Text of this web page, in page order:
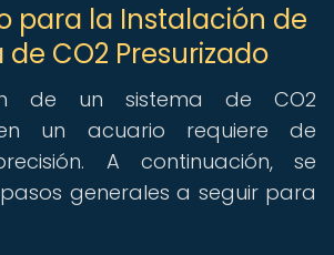
para la Instalación de
CO2 Presurizado
de un sistema de CO2
un acuario requiere de
A continuación, se
generales a seguir para